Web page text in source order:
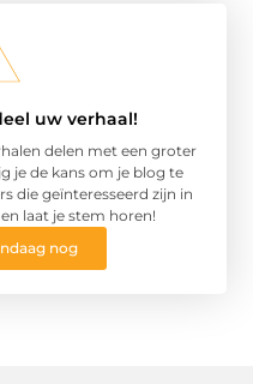
uw verhaal!
delen met een groter
je de kans om je blog te
die geïnteresseerd zijn in
laat je stem horen!
nog